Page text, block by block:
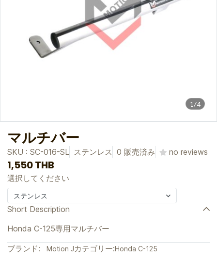
1/4
マルチバー
SKU : SC-016-SL ステンレス 0 販売済み no reviews
1,550 THB
選択してください
ステンレス
Short Description
Honda C-125専用マルチバー
ブランド: Motion Jカテゴリー:Honda C-125